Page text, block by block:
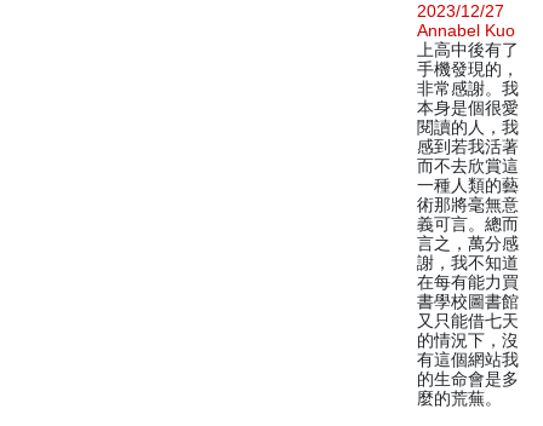
2023/12/27
Annabel Kuo
上高中後有了
手機發現的，
非常感謝。我
本身是個很愛
閱讀的人，我
感到若我活著
而不去欣賞這
一種人類的藝
術那將毫無意
義可言。總而
言之，萬分感
謝，我不知道
在每有能力買
書學校圖書館
又只能借七天
的情況下，沒
有這個網站我
的生命會是多
麼的荒蕪。